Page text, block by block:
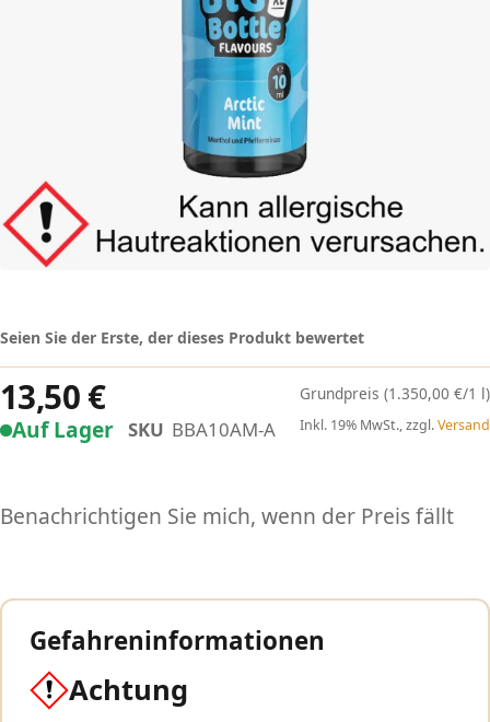
Auf Lager SKU BBA10AM-A
Seien Sie der Erste, der dieses Produkt bewertet
13,50 € (1.350,00 €/1 l)
Inkl. 19% MwSt., zzgl.Versand
Benachrichtigen Sie mich, wenn der Preis fällt
Gefahreninformationen
Achtung